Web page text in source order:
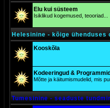
Elu kui süsteem
Isiklikud kogemused, teooriad...
Helesinine - kõige
Kooskõla
Kodeeringud & Programmid
Mõtte ja käitumismudelid, mis
Tumesinine - seaduste